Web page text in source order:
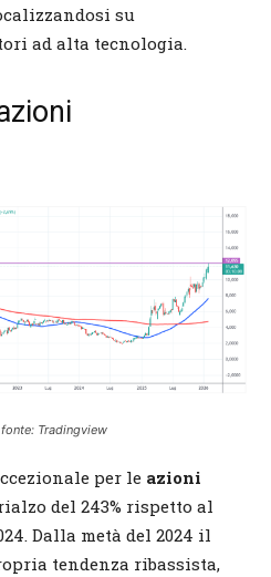
su
ad alta tecnologia.
Tradingview
per le azioni
del 243% rispetto al
Dalla metà del 2024 il
tendenza ribassista,